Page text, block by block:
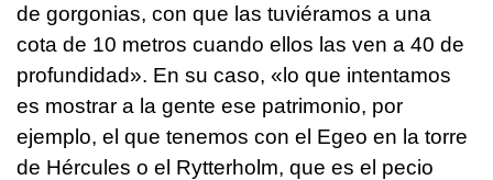
de gorgonias, con que las tuviéramos a una
cota de 10 metros cuando ellos las ven a 40 de
profundidad». En su caso, «lo que intentamos
es mostrar a la gente ese patrimonio, por
ejemplo, el que tenemos con el Egeo en la torre
de Hércules o el Rytterholm, que es el pecio